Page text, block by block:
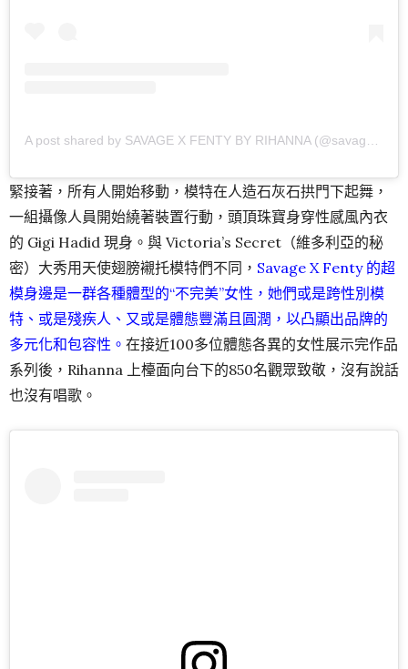
A post shared by SAVAGE X FENTY BY RIHANNA (@savagexfenty)
緊接著，所有人開始移動，模特在人造石灰石拱門下起舞，
一組攝像人員開始繞著裝置行動，頭頂珠寶身穿性感風內衣
的 Gigi Hadid 現身。與 Victoria’s Secret（維多利亞的秘
密）大秀用天使翅膀襯托模特們不同， Savage X Fenty 的超
模身邊是一群各種體型的“不完美”女性，她們或是跨性別模
特、或是殘疾人、又或是體態豐滿且圓潤，以凸顯出品牌的
多元化和包容性。 在接近100多位體態各異的女性展示完作品
系列後，Rihanna 上檯面向台下的850名觀眾致敬，沒有說話
也沒有唱歌。